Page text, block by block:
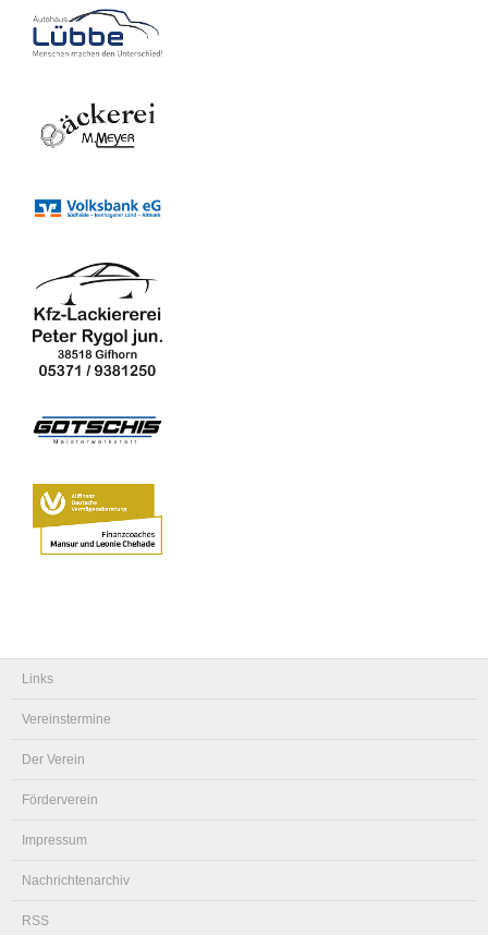
Links
Vereinstermine
Der Verein
Förderverein
Impressum
Nachrichtenarchiv
RSS